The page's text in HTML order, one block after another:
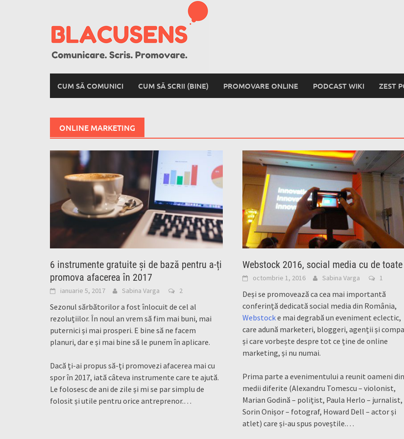
CUM SĂ COMUNICI CUM SĂ SCRII (BINE) PROMOVARE ONLINE PODCAST WIKI ZEST
ONLINE MARKETING
6 instrumente gratuite și de bază pentru a-ți
promova afacerea în 2017
ianuarie 5, 2017 Sabina Varga 2
Sezonul sărbătorilor a fost înlocuit de cel al
rezoluțiilor. În noul an vrem să fim mai buni, mai
puternici și mai prosperi. E bine să ne facem
planuri, dar e și mai bine să le punem în aplicare.
Dacă ți-ai propus să-ți promovezi afacerea mai cu
spor în 2017, iată câteva instrumente care te ajută.
Le folosesc de ani de zile și mi se par simplu de
folosit și utile pentru orice antreprenor.…
Webstock 2016, social media cu de toate
octombrie 1, 2016 Sabina Varga 1
Deși se promovează ca cea mai importantă
conferință dedicată social media din România,
Webstocke mai degrabă un eveniment eclectic,
care adună marketeri, bloggeri, agenții și
și care vorbește despre tot ce ține de online
marketing, și nu numai.
Prima parte a evenimentului a reunit oameni din
medii diferite (Alexandru Tomescu – violonist,
Marian Godină – polițist, Paula Herlo – jurnalist,
Sorin Onișor – fotograf, Howard Dell – actor și
atlet) care și-au spus poveștile.…